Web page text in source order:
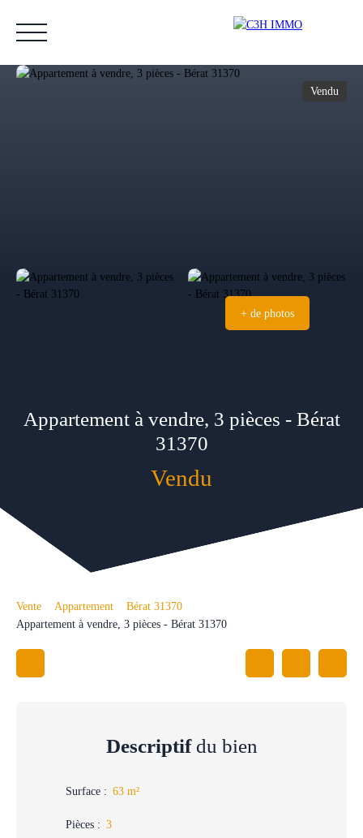
Estimation
Vendu
+ de photos
Appartement à vendre, 3 pièces - Bérat
31370
Vendu
Vente Appartement
Bérat 31370
Appartement à vendre, 3 pièces - Bérat 31370
Descriptifdu bien
Surface : 63 m²
Pièces : 3